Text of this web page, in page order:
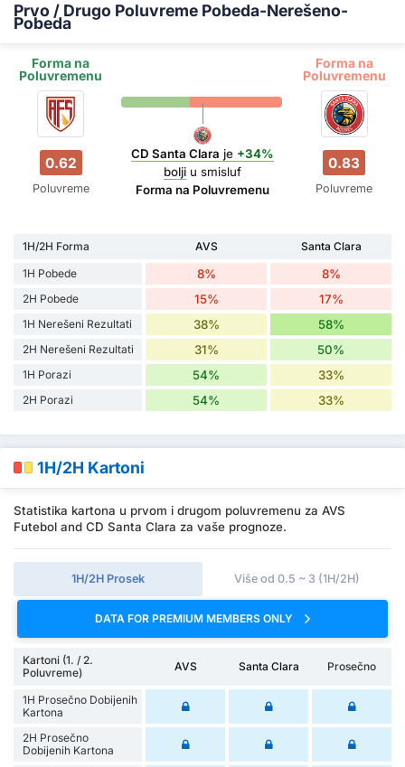
Prvo / Drugo Poluvreme Pobeda-Nerešeno-
Pobeda
Forma na
Poluvremenu
Forma na
Poluvremenu
0.62
Poluvreme
CD Santa Clara je +34%
boljiu smisluf
Forma na Poluvremenu
0.83
Poluvreme
1H/2H Forma AVS
Santa Clara
1H Pobede
8% 8%
2H Pobede 15% 17%
1H Nerešeni Rezultati 38% 58%
2H Nerešeni Rezultati 31% 50%
1H Porazi 54% 33%
2H Porazi 54% 33%
1H/2H Kartoni
Statistika kartona u prvom i drugom poluvremenu za AVS
Futebol and CD Santa Clara za vaše prognoze.
1H/2H Prosek Više od 0.5 ~ 3 (1H/2H)
DATA FOR PREMIUM MEMBERS ONLY
Kartoni (1. / 2.
Poluvreme)
AVS Santa Clara Prosečno
1H Prosečno Dobijenih
Kartona
2H Prosečno
Dobijenih Kartona